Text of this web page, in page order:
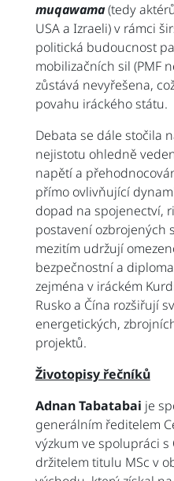
muqawama(tedy
USA a Izraeli) v rámci
politická budoucnost
mobilizačních sil (PMF
zůstává nevyřešena,
povahu iráckého státu.
Debata se dále stočila
nejistotu ohledně
napětí a
přímo ovlivňující
dopad na spojenectví,
postavení ozbrojených
mezitím udržují
bezpečnostní a
zejména v iráckém
Rusko a Čína rozšiřují
energetických,
projektů.
Životopisy řečníků
Adnan Tabatabai je
generálním ředitelem
výzkum ve spolupráci s
držitelem titulu MSc v